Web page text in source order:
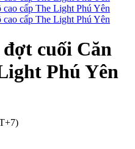
cuối Căn
Phú Yên